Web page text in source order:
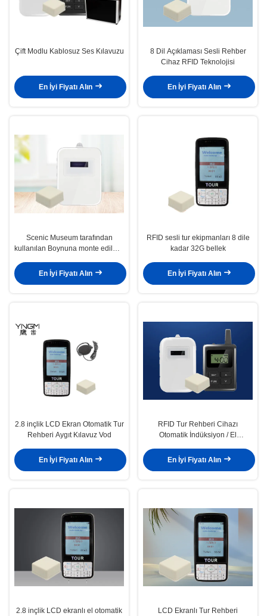
Çift Modlu Kablosuz Ses Kılavuzu
En İyi Fiyatı Alın
8 Dil Açıklaması Sesli Rehber
Cihaz RFID Teknolojisi
En İyi Fiyatı Alın
Scenic Museum tarafından
kullanılan Boynuna monte edilmiş
makinesi
En İyi Fiyatı Alın
RFID sesli tur ekipmanları 8 dile
kadar 32G bellek
En İyi Fiyatı Alın
2.8 inçlik LCD Ekran Otomatik Tur
Rehberi Aygıt Kılavuz Vod
En İyi Fiyatı Alın
RFID Tur Rehberi Cihazı
Otomatik İndüksiyon / El
En İyi Fiyatı Alın
2.8 inçlik LCD ekranlı el otomatik
LCD Ekranlı Tur Rehberi